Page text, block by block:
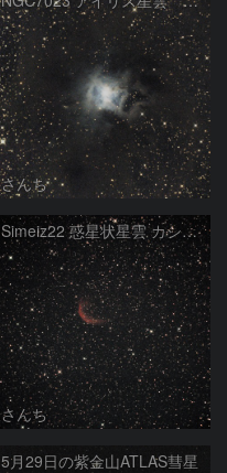
さんち
Simeiz22 惑星状星雲 カシオペア座
さんち
5月29日の紫金山ATLAS彗星